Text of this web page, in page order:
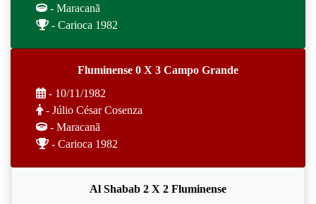
- Maracanã
- Carioca 1982
Fluminense 0 X 3 Campo Grande
- 10/11/1982
- Júlio César Cosenza
- Maracanã
- Carioca 1982
Al Shabab 2 X 2 Fluminense